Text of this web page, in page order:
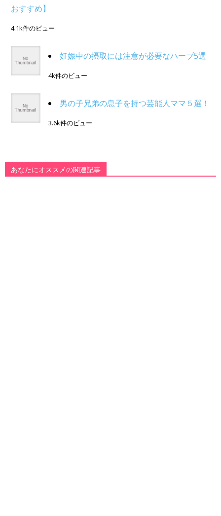
おすすめ】
4.1k件のビュー
妊娠中の摂取には注意が必要なハーブ5選
4k件のビュー
男の子兄弟の息子を持つ芸能人ママ５選！
3.6k件のビュー
あなたにオススメの関連記事